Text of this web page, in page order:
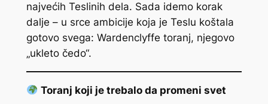
najvećih Teslinih dela. Sada idemo korak
dalje – u srce ambicije koja je Teslu koštala
gotovo svega: Wardenclyffe toranj, njegovo
„ukleto čedo“.
Toranj koji je trebalo da promeni svet